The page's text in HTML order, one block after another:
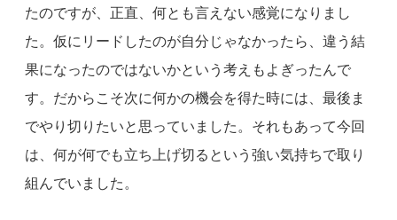
たのですが、正直、何とも言えない感覚になりまし
た。仮にリードしたのが自分じゃなかったら、違う結
果になったのではないかという考えもよぎったんで
す。だからこそ次に何かの機会を得た時には、最後ま
でやり切りたいと思っていました。それもあって今回
は、何が何でも立ち上げ切るという強い気持ちで取り
組んでいました。